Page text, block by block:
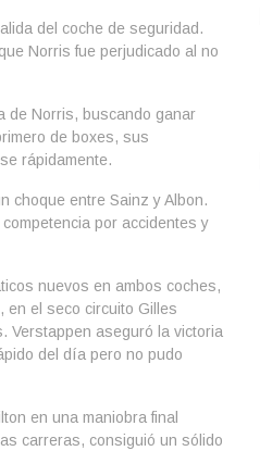
del coche de seguridad.
Norris fue perjudicado al no
de Norris, buscando ganar
de boxes, sus
rápidamente.
choque entre Sainz y Albon.
por accidentes y
nuevos en ambos coches,
en el seco circuito Gilles
Verstappen aseguró la victoria
del día pero no pudo
en una maniobra final
carreras, consiguió un sólido